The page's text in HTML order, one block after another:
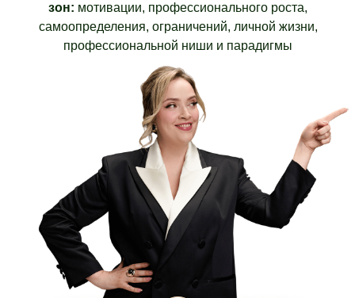
зон: мотивации, профессионального роста,
самоопределения, ограничений, личной жизни,
профессиональной ниши и парадигмы